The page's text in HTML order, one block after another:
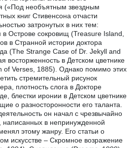
(«Под необъятным звездным
книг Стивенсона отчасти
затронутых в них тем:
в Острове сокровищ (Treasure Island,
в Странной истории доктора
(The Strange Case of Dr. Jekyll and
восторженность в Детском цветнике
of Verses, 1885). Однако помимо этих
стремительный рисунок
плотность слога в Докторе
блестки иронии в Детском цветнике
о разносторонности его таланта.
он начал с чрезвычайно
написанных в непринужденной
этому жанру. Его статьи о
искусстве – Скромное возражение